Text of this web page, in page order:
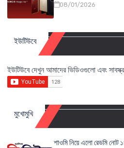
08/01/2026
ইউটিউবে
ইউটিউবে দেখুন আমাদের ভিডিওগুলো এবং
মুখোমুখি
শাওমি নিয়ে এলো রেডমি নোট